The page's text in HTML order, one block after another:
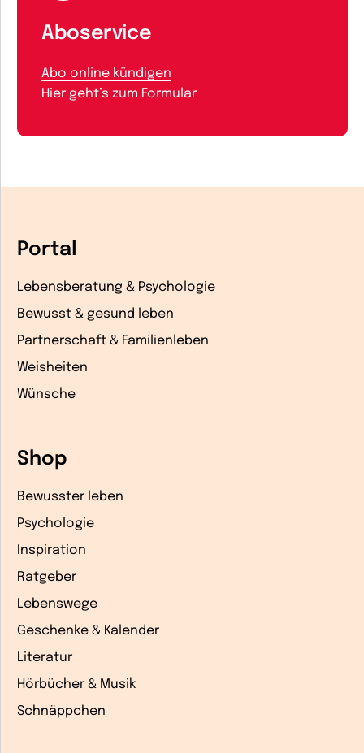
Aboservice
Abo online kündigen
Hier geht’s zum Formular
Portal
Lebensberatung & Psychologie
Bewusst & gesund leben
Partnerschaft & Familienleben
Weisheiten
Wünsche
Shop
Bewusster leben
Psychologie
Inspiration
Ratgeber
Lebenswege
Geschenke & Kalender
Literatur
Hörbücher & Musik
Schnäppchen